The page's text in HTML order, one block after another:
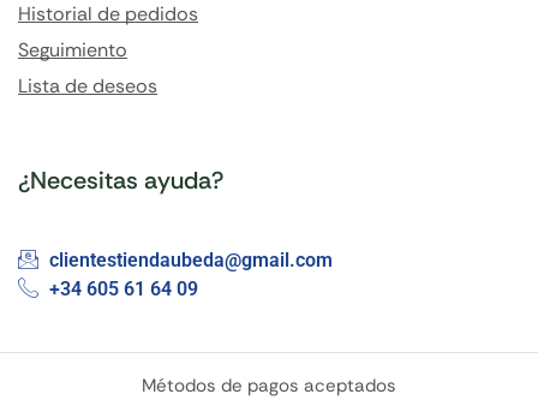
Historial de pedidos
Seguimiento
Lista de deseos
¿Necesitas ayuda?
clientestiendaubeda@gmail.com
+34 605 61 64 09
Métodos de pagos aceptados